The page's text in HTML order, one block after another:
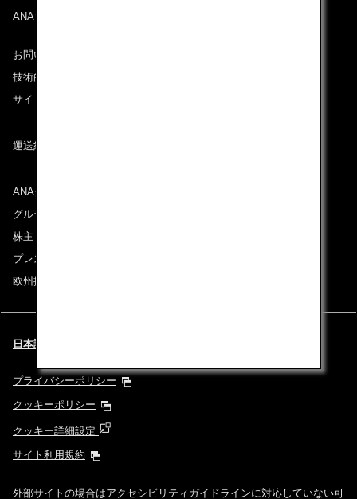
ANAマイレージクラブ
お問い合わせ
技術的なお問い合わせ（推奨環境）
サイトマップ
運送約款
ANAグループについて
グループ企業一覧
株主・投資家情報
プレスリリース
欧州採用情報
日本語 | Benelux (都市と言語を選択してください)
プライバシーポリシー
クッキーポリシー
クッキー詳細設定
サイト利用規約
外部サイトの場合はアクセシビリティガイドラインに対応していない可